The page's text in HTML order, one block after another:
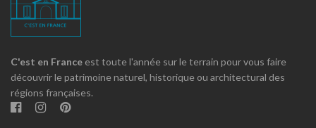
C'est en France est toute l'année sur le terrain pour vous faire
découvrir le patrimoine naturel, historique ou architectural des
régions françaises.